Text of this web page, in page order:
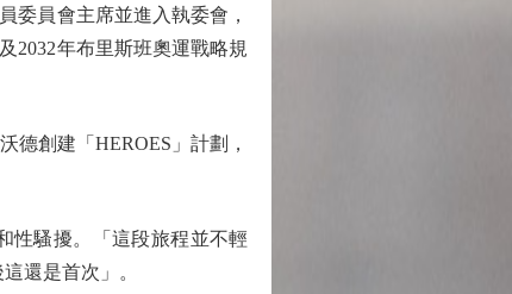
員會主席並進入執委會，
2032年布里斯班奧運戰略規
創建「HEROES」計劃，
騷擾。「這段旅程並不輕
還是首次」。